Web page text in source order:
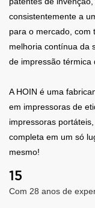
consistentemente a
para o mercado, com
melhoria contínua da
de impressão térmica
A HOIN é uma
em impressoras de
impressoras
completa em um só
mesmo!
15
Com 28 anos de